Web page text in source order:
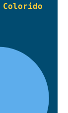
Colorido